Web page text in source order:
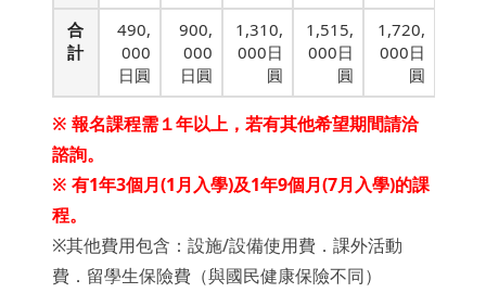
合
計
490,
000
日圓
900,
000
日圓
1,310,
000日
圓
1,515,
000日
圓
1,720,
000日
圓
※ 報名課程需１年以上，若有其他希望期間請洽
諮詢。
※ 有1年3個月(1月入學)及1年9個月(7月入學)的課
程。
※其他費用包含：設施/設備使用費．課外活動
費．留學生保險費（與國民健康保險不同）